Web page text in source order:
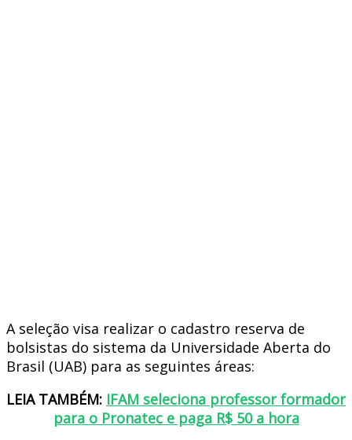
A seleção visa realizar o cadastro reserva de
bolsistas do sistema da Universidade Aberta do
Brasil (UAB) para as seguintes áreas:
LEIA TAMBÉM: IFAM seleciona professor formador
para o Pronatec e paga R$ 50 a hora